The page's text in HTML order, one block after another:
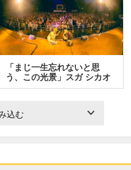
「まじ一生忘れないと思
う、この光景」スガ シカオ
と…
込む